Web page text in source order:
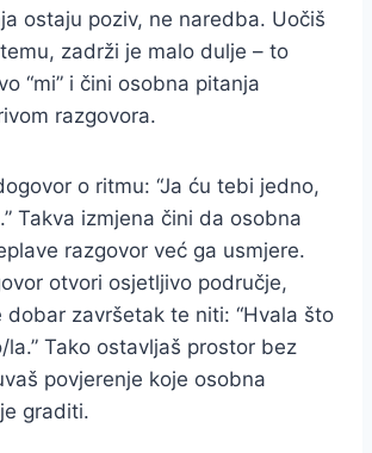
ostaju poziv, ne naredba. Uočiš
zadrži je malo dulje – to
“mi” i čini osobna pitanja
razgovora.
o ritmu: “Ja ću tebi jedno,
Takva izmjena čini da osobna
razgovor već ga usmjere.
otvori osjetljivo područje,
dobar završetak te niti: “Hvala što
Tako ostavljaš prostor bez
povjerenje koje osobna
graditi.